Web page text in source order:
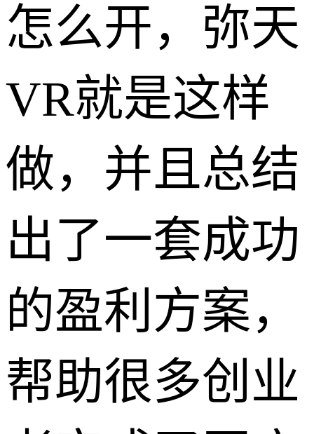
怎么开，弥天
VR就是这样
做，并且总结
出了一套成功
的盈利方案，
帮助很多创业